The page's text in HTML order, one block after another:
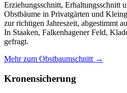
Erziehungsschnitt, Erhaltungsschnitt
Obstbäume in Privatgärten und
zur richtigen Jahreszeit, abgestimmt
In Staaken, Falkenhagener Feld,
gefragt.
Mehr zum Obstbaumschnitt →
Kronensicherung